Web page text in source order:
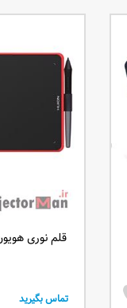
تماس بگیرید